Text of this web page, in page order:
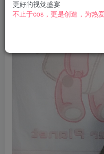
立
更好的视觉盛宴
不止于cos，更是创造，为热